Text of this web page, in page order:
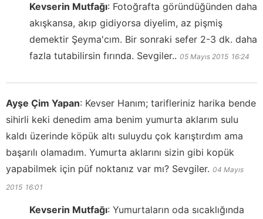
Kevserin Mutfağı: Fotoğrafta göründüğünden daha
akışkansa, akıp gidiyorsa diyelim, az pişmiş
demektir Şeyma'cım. Bir sonraki sefer 2-3 dk. daha
fazla tutabilirsin fırında. Sevgiler.. 05 Mayıs 2015 16:24
Ayşe Çim Yapan: Kevser Hanım; tarifleriniz harika bende
sihirli keki denedim ama benim yumurta aklarım sulu
kaldı üzerinde köpük altı suluydu çok karıştırdım ama
başarılı olamadım. Yumurta aklarını sizin gibi kopük
yapabilmek için püf noktanız var mı? Sevgiler. 04 Mayıs
2015 16:01
Kevserin Mutfağı: Yumurtaların oda sıcaklığında